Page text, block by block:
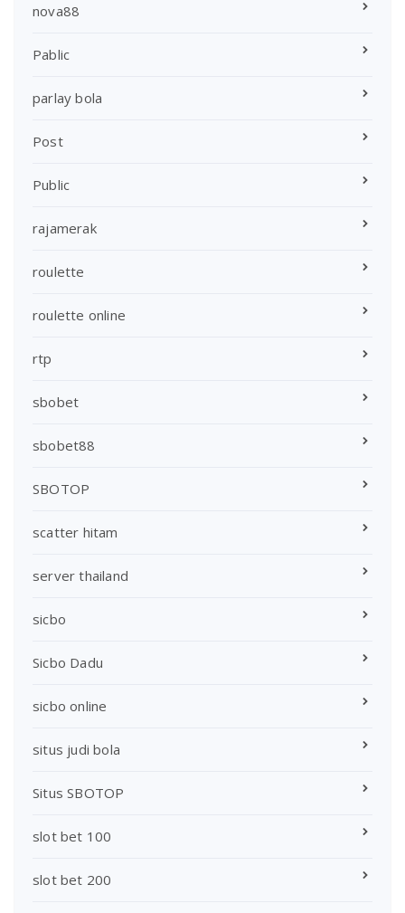
nova88
Pablic
parlay bola
Post
Public
rajamerak
roulette
roulette online
rtp
sbobet
sbobet88
SBOTOP
scatter hitam
server thailand
sicbo
Sicbo Dadu
sicbo online
situs judi bola
Situs SBOTOP
slot bet 100
slot bet 200